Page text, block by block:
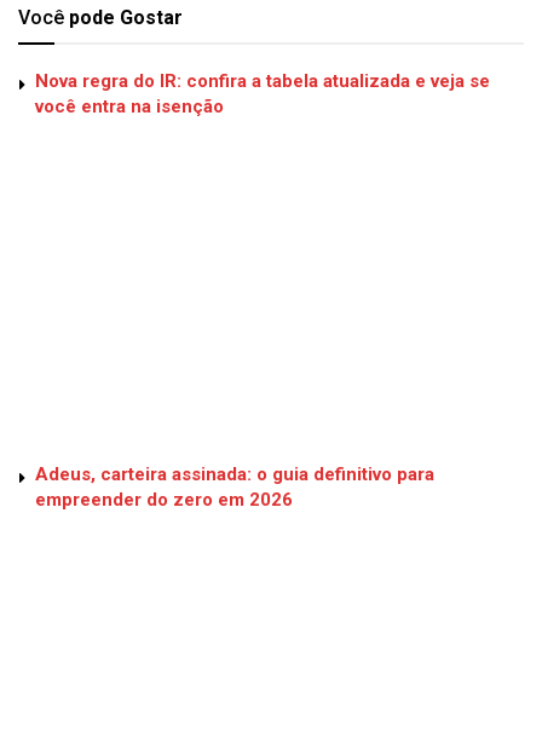
Você pode Gostar
Nova regra do IR: confira a tabela atualizada e veja se
você entra na isenção
Adeus, carteira assinada: o guia definitivo para
empreender do zero em 2026